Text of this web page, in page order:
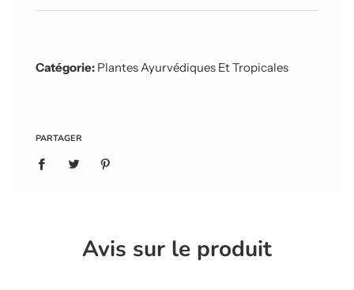
Catégorie: Plantes Ayurvédiques Et Tropicales
PARTAGER
Avis sur le produit